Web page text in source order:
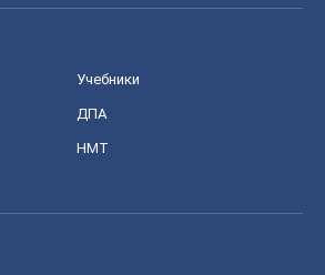
Учебники
ДПА
НМТ